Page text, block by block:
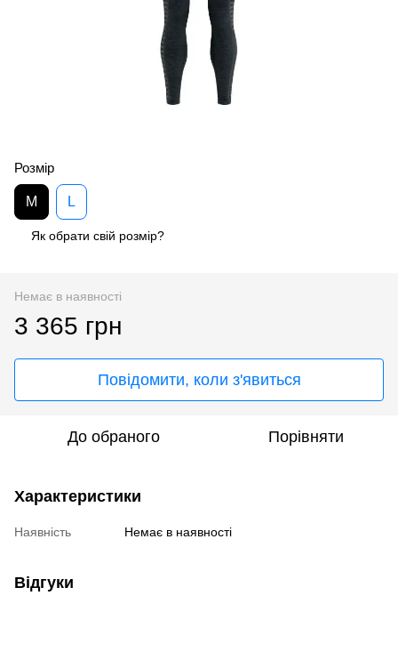
Розмір
M L
Як обрати свій розмір?
Немає в наявності
3 365 грн
Повідомити, коли з'явиться
До обраного Порівняти
Характеристики
Наявність Немає в наявності
Відгуки